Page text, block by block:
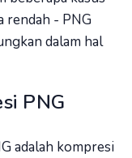
rendah - PNG
dalam hal
PNG
adalah kompresi